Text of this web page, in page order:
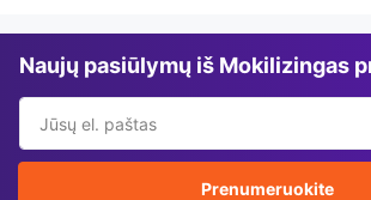
Naujų pasiūlymų iš Mokilizingas
Prenumeruokite